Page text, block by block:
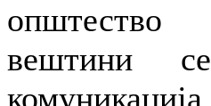
вештини